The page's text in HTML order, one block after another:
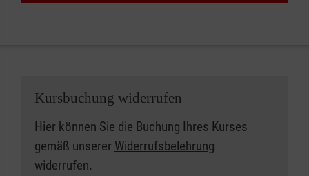
Kursbuchung widerrufen
Hier können Sie die Buchung Ihres Kurses
gemäß unserer Widerrufsbelehrung
widerrufen.